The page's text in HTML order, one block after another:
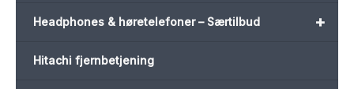
+
Headphones & høretelefoner – Særtilbud
Hitachi fjernbetjening